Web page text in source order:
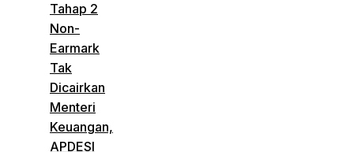
Tahap 2
Non-
Earmark
Tak
Dicairkan
Menteri
Keuangan,
APDESI